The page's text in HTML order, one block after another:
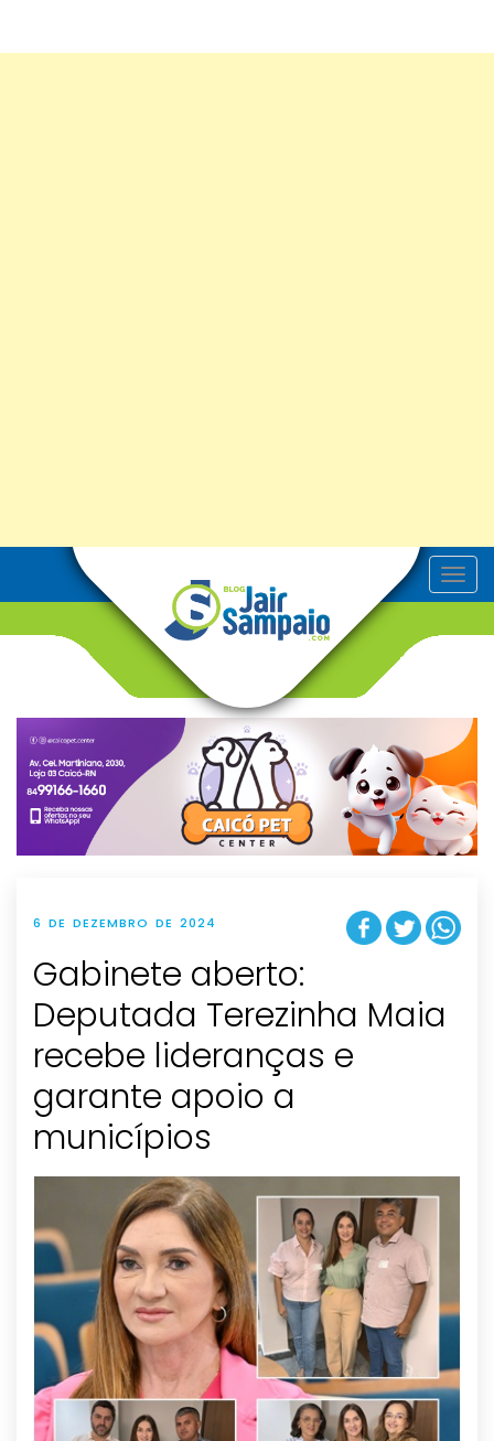
T
o
v
g
t
i
o
n
6 DE DEZEMBRO DE 2024
Gabinete aberto:
Deputada Terezinha Maia
recebe lideranças e
garante apoio a
municípios